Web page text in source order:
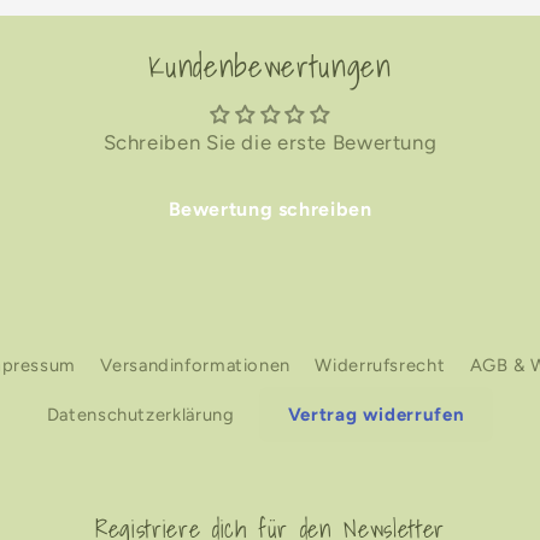
Kundenbewertungen
Schreiben Sie die erste Bewertung
Bewertung schreiben
Versandinformationen Widerrufsrecht AGB &
Datenschutzerklärung Vertrag widerrufen
Registriere dich für den Newsletter